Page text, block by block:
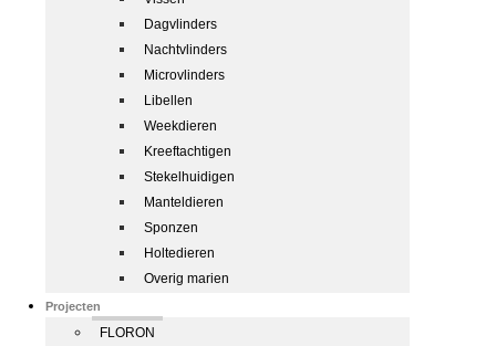
Dagvlinders
Nachtvlinders
Microvlinders
Libellen
Weekdieren
Kreeftachtigen
Stekelhuidigen
Manteldieren
Sponzen
Holtedieren
Overig marien
Projecten
FLORON